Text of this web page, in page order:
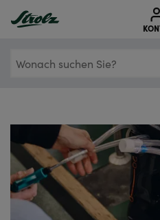
Wonach